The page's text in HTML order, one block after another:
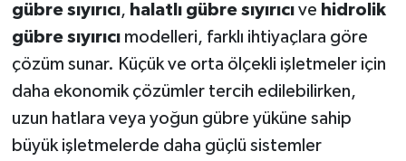
gübre sıyırıcı, halatlı gübre sıyırıcıve hidrolik
gübre sıyırıcımodelleri, farklı ihtiyaçlara göre
çözüm sunar. Küçük ve orta ölçekli işletmeler için
daha ekonomik çözümler tercih edilebilirken,
uzun hatlara veya yoğun gübre yüküne sahip
büyük işletmelerde daha güçlü sistemler